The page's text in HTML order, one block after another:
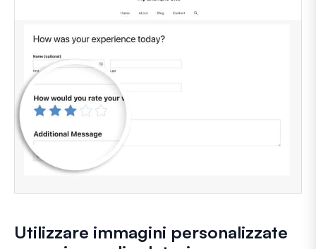
Utilizzare immagini personalizzate